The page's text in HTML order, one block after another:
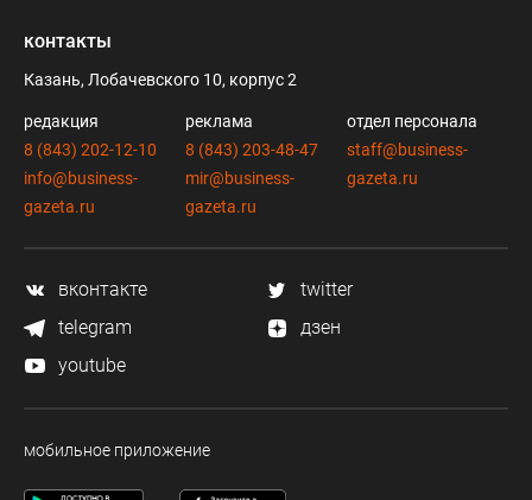
контакты
Казань, Лобачевского 10, корпус 2
редакция
8 (843) 202-12-10
info@business-
gazeta.ru
реклама
8 (843) 203-48-47
mir@business-
gazeta.ru
отдел персонала
staff@business-
gazeta.ru
вконтакте
twitter
telegram
дзен
youtube
мобильное приложение